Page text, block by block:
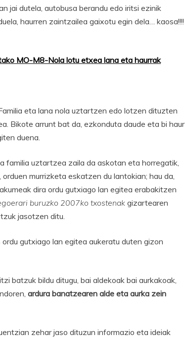
jai dutela, autobusa berandu edo iritsi ezinik
haurren zaintzailea gaixotu egin dela… kaosa!!!!
MO-M8-Nola lotu etxea lana eta haurrak
eta lana nola uztartzen edo lotzen dituzten
Bikote arrunt bat da, ezkonduta daude eta bi haur
duena.
familia uztartzea zaila da askotan eta horregatik,
murrizketa eskatzen du lantokian; hau da,
dira ordu gutxiago lan egitea erabakitzen
buruzko 2007ko txostenak gizartearen
jasotzen ditu.
ordu gutxiago lan egitea aukeratu duten gizon
batzuk bildu ditugu, bai aldekoak bai aurkakoak,
ardura banatzearen alde eta aurka zein
zehar jaso dituzun informazio eta ideiak